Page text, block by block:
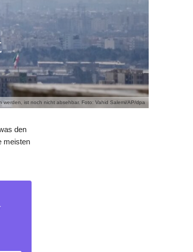
ist noch nicht absehbar. Foto: Vahid Salemi/AP/dpa
den
meisten